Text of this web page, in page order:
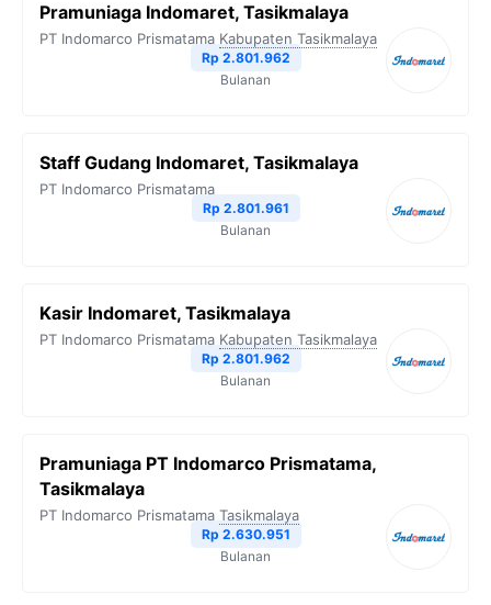
Pramuniaga Indomaret, Tasikmalaya
PT Indomarco Prismatama Kabupaten Tasikmalaya
Rp 2.801.962
Bulanan
Staff Gudang Indomaret, Tasikmalaya
PT Indomarco Prismatama
Rp 2.801.961
Bulanan
Kasir Indomaret, Tasikmalaya
PT Indomarco Prismatama Kabupaten Tasikmalaya
Rp 2.801.962
Bulanan
Pramuniaga PT Indomarco Prismatama,
Tasikmalaya
PT Indomarco Prismatama Tasikmalaya
Rp 2.630.951
Bulanan